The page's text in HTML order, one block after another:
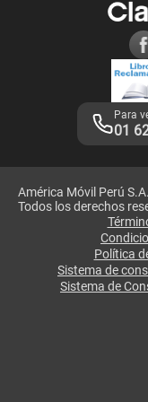
Adquirientes iPhone 6,
Mensaje de Seguridad
Términos y
Libro de
Legales de marketplace
Para
01
América Móvil Perú
Todos los derechos
Política
Sistema de
Sistema de